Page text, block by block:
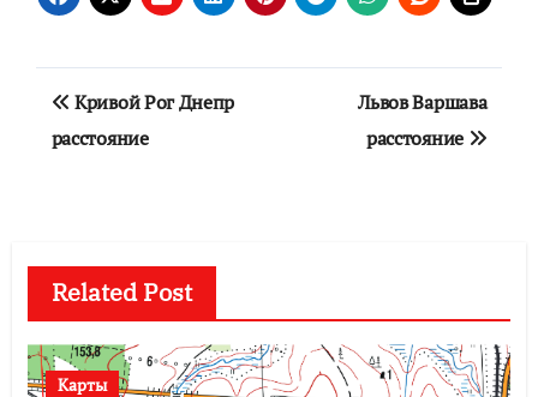
Навигация
по
Кривой Рог Днепр
расстояние
Львов Варшава
расстояние
Related Post
Карты